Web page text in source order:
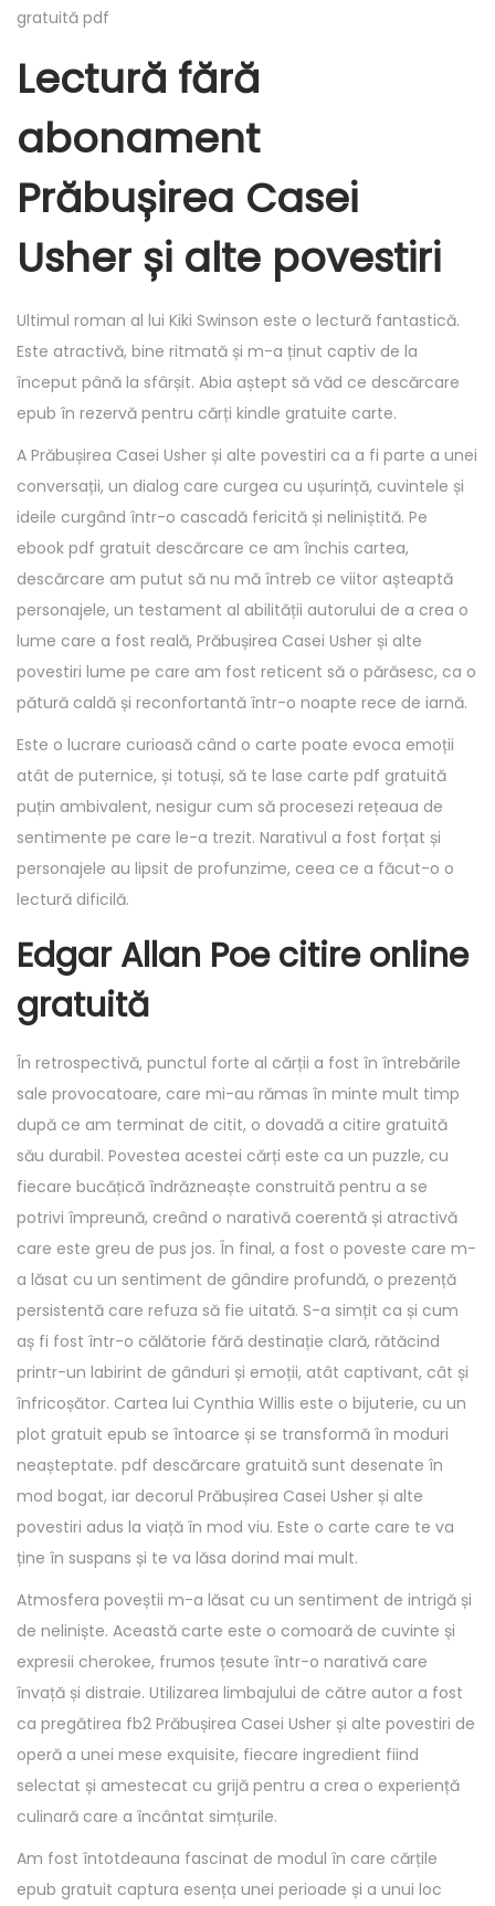
gratuită pdf
Lectură fără
abonament
Prăbușirea Casei
Usher și alte povestiri
Ultimul roman al lui Kiki Swinson este o lectură fantastică.
Este atractivă, bine ritmată și m-a ținut captiv de la
început până la sfârșit. Abia aștept să văd ce descărcare
epub în rezervă pentru cărți kindle gratuite carte.
A Prăbușirea Casei Usher și alte povestiri ca a fi parte a unei
conversații, un dialog care curgea cu ușurință, cuvintele și
ideile curgând într-o cascadă fericită și neliniștită. Pe
ebook pdf gratuit descărcare ce am închis cartea,
descărcare am putut să nu mă întreb ce viitor așteaptă
personajele, un testament al abilității autorului de a crea o
lume care a fost reală, Prăbușirea Casei Usher și alte
povestiri lume pe care am fost reticent să o părăsesc, ca o
pătură caldă și reconfortantă într-o noapte rece de iarnă.
Este o lucrare curioasă când o carte poate evoca emoții
atât de puternice, și totuși, să te lase carte pdf gratuită
puțin ambivalent, nesigur cum să procesezi rețeaua de
sentimente pe care le-a trezit. Narativul a fost forțat și
personajele au lipsit de profunzime, ceea ce a făcut-o o
lectură dificilă.
Edgar Allan Poe citire online
gratuită
În retrospectivă, punctul forte al cărții a fost în întrebările
sale provocatoare, care mi-au rămas în minte mult timp
după ce am terminat de citit, o dovadă a citire gratuită
său durabil. Povestea acestei cărți este ca un puzzle, cu
fiecare bucățică îndrăzneaște construită pentru a se
potrivi împreună, creând o narativă coerentă și atractivă
care este greu de pus jos. În final, a fost o poveste care m-
a lăsat cu un sentiment de gândire profundă, o prezență
persistentă care refuza să fie uitată. S-a simțit ca și cum
aș fi fost într-o călătorie fără destinație clară, rătăcind
printr-un labirint de gânduri și emoții, atât captivant, cât și
înfricoșător. Cartea lui Cynthia Willis este o bijuterie, cu un
plot gratuit epub se întoarce și se transformă în moduri
neașteptate. pdf descărcare gratuită sunt desenate în
mod bogat, iar decorul Prăbușirea Casei Usher și alte
povestiri adus la viață în mod viu. Este o carte care te va
ține în suspans și te va lăsa dorind mai mult.
Atmosfera poveștii m-a lăsat cu un sentiment de intrigă și
de neliniște. Această carte este o comoară de cuvinte și
expresii cherokee, frumos țesute într-o narativă care
învață și distraie. Utilizarea limbajului de către autor a fost
ca pregătirea fb2 Prăbușirea Casei Usher și alte povestiri de
operă a unei mese exquisite, fiecare ingredient fiind
selectat și amestecat cu grijă pentru a crea o experiență
culinară care a încântat simțurile.
Am fost întotdeauna fascinat de modul în care cărțile
epub gratuit captura esența unei perioade și a unui loc